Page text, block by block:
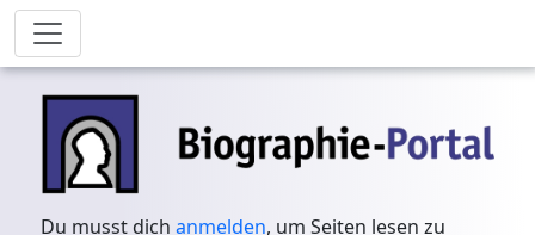
Du musst dichanmelden, um Seiten lesen zu